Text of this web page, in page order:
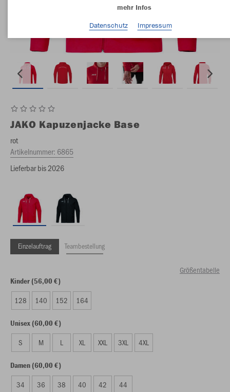
JAKO Kapuzenjacke Base
rot
Artikelnummer: 6865
Lieferbar bis 2026
Einzelauftrag Teambestellung
Größentabelle
Kinder (56,00 €)
128 140 152 164
Unisex (60,00 €)
S M L XL XXL 3XL 4XL
Damen (60,00 €)
34 36 38 40 42 44
mehr Infos
Datenschutz
Impressum